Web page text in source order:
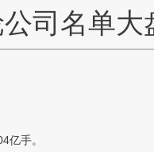
司名单大
手。